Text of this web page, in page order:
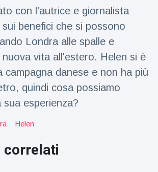
(73)
(77)
e
Bobby
con l'autrice e giornalista
sui benefici che si possono
Londra alle spalle e
vita all'estero. Helen si è
campagna danese e non ha più
quindi cosa possiamo
sua esperienza?
Helen
correlati